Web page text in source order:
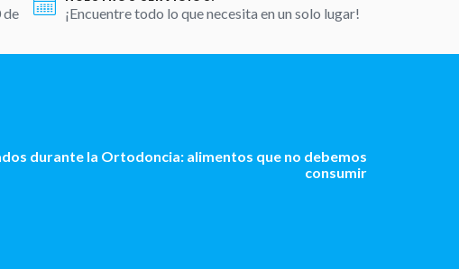
de
¡Encuentre todo lo que necesita en un solo lugar!
durante la Ortodoncia: alimentos que no debemos
consumir